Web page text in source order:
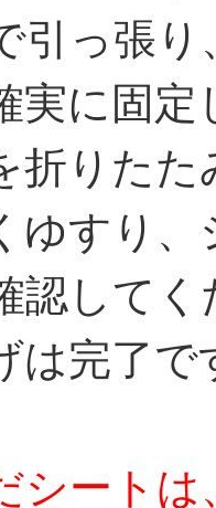
引っ張
実に固
折りた
ゆすり
認して
は完了
シート